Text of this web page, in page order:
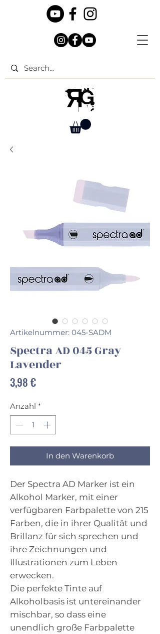
Artikelnummer: 045-SADM
Spectra AD 045 Gray
Lavender
3,98 €Preis
Anzahl *
In den Warenkorb
Der Spectra AD Marker ist ein
Alkohol Marker, mit einer
verfügbaren Farbpalette von 215
Farben, die in ihrer Qualität und
Brillanz für sich sprechen und
ihre Zeichnungen und
Illustrationen zum Leben
erwecken.
Die perfekte Tinte auf
Alkoholbasis ist untereinander
mischbar, so dass eine
unendlich große Farbpalette